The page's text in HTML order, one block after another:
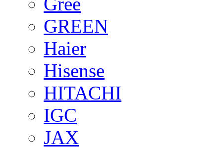
GREEN
Haier
Hisense
HITACHI
IGC
JAX